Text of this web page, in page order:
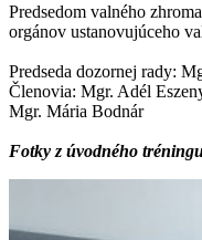
Predsedom valného
orgánov ustanovujúceho
Predseda dozornej rady:
Členovia: Mgr. Adél
Mgr. Mária Bodnár
Fotky z úvodného